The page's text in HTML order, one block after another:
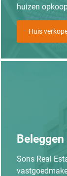
huizen
Huis
Sons Real